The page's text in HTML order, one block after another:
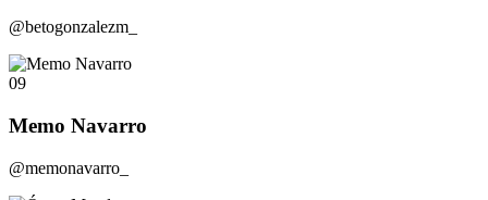
@betogonzalezm_
09
Memo Navarro
@memonavarro_